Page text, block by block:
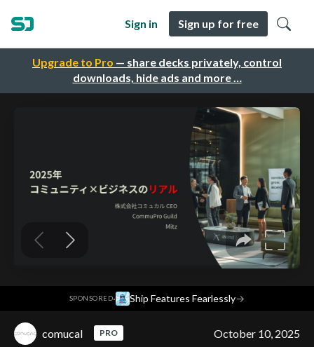
Upgrade to Pro — share decks privately, control
downloads, hide ads and more …
Sign in Sign up for free
SPONSORED· Ship Features Fearlessly→
comucal PRO October 10, 2025